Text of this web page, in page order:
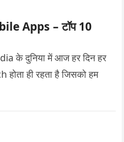
– टॉप 10
के दुनिया में आज हर दिन हर
ही रहता है जिसको हम